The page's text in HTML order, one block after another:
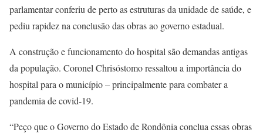
parlamentar conferiu de perto as estruturas da unidade de saúde, e
pediu rapidez na conclusão das obras ao governo estadual.
A construção e funcionamento do hospital são demandas antigas
da população. Coronel Chrisóstomo ressaltou a importância do
hospital para o município – principalmente para combater a
pandemia de covid-19.
“Peço que o Governo do Estado de Rondônia conclua essas obras